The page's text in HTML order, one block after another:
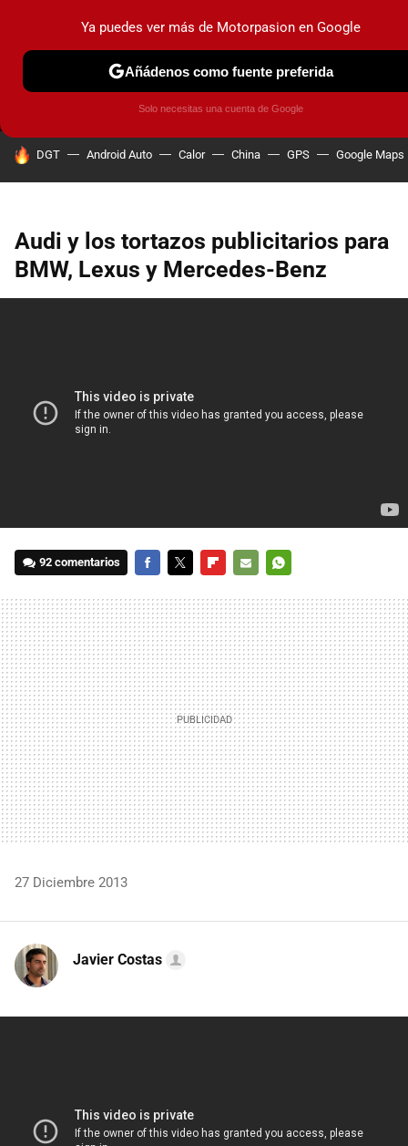
MENÚ NUEVO
COCHES ELÉCTRICOS OBSERVATORIO
HOY SE HABLA DE
DGT Android Auto Calor China GPS Google Maps
Audi y los tortazos publicitarios para
BMW, Lexus y Mercedes-Benz
92 comentarios
MAIL
27 Diciembre 2013
Javier Costas
Ya puedes ver más de Motorpasion en Google
Añádenos como fuente preferida
Solo necesitas una cuenta de Google